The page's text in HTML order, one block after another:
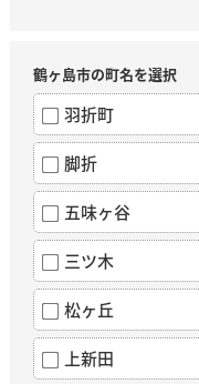
鶴ヶ島市の町名を選択
羽折町
脚折
五味ヶ谷
三ツ木
松ヶ丘
上新田